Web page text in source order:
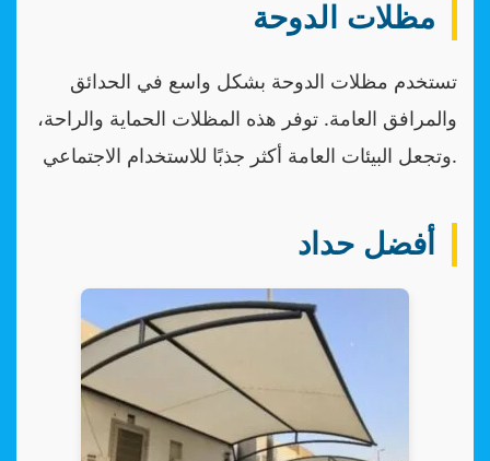
مظلات الدوحة
تستخدم مظلات الدوحة بشكل واسع في الحدائق
والمرافق العامة. توفر هذه المظلات الحماية والراحة،
وتجعل البيئات العامة أكثر جذبًا للاستخدام الاجتماعي.
أفضل حداد